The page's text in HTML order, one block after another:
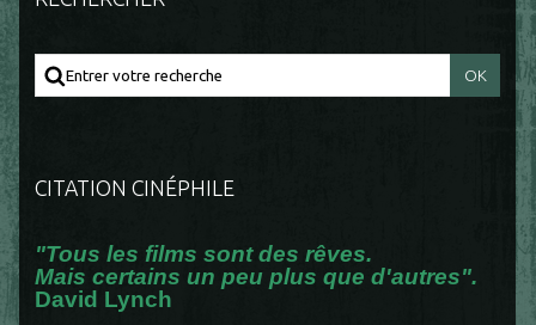
CITATION CINÉPHILE
"Tous les films sont des rêves.
Mais certains un peu plus que d'autres".
David Lynch